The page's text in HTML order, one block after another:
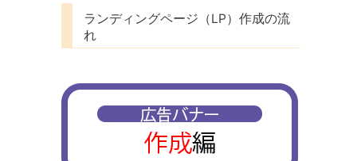
ランディングページ（LP）作成の流
れ